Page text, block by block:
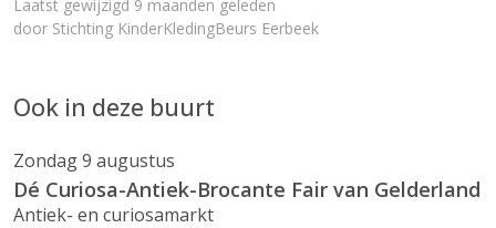
Laatst gewijzigd 9 maanden geleden
door Stichting KinderKledingBeurs Eerbeek
Ook in deze buurt
Zondag 9 augustus
Dé Curiosa-Antiek-Brocante Fair van Gelderland
Antiek- en curiosamarkt